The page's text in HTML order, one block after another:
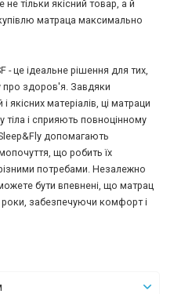
тільки якісний товар, а й
матраца максимально
- це ідеальне рішення для тих,
про здоров'я. Завдяки
якісних матеріалів, ці матраци
тіла і сприяють повноцінному
допомагають
що робить їх
потребами. Незалежно
бути впевнені, що матрац
роки, забезпечуючи комфорт і